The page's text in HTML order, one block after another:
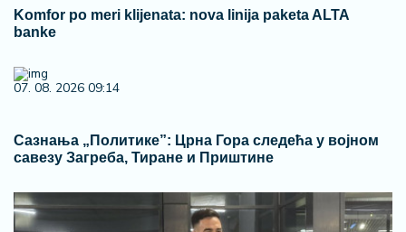
Komfor po meri klijenata: nova linija paketa ALTA
banke
07. 08. 2026 09:14
Сазнања „Политике”: Црна Гора следећа у војном
савезу Загреба, Тиране и Приштине